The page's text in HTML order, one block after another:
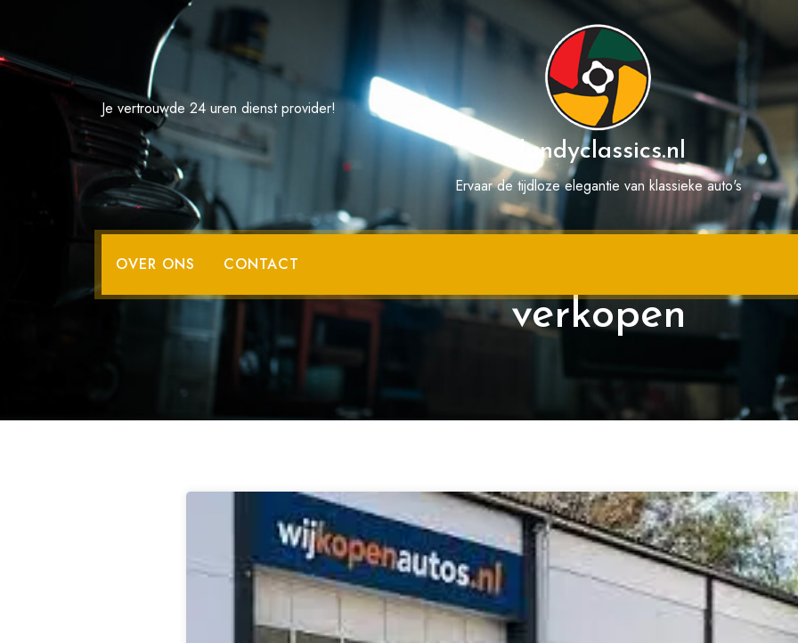
de
Je vertrouwde 24 uren dienst provider!
dandyclassics.nl
Ervaar de tijdloze elegantie van klassieke auto's
OVER ONS CONTACT
Wij kopen uw auto: Snel en
verkopen